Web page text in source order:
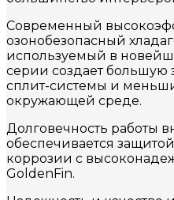
Современный
озонобезопасный
используемый в
серии создает большую
сплит-системы и
окружающей среде.
Долговечность работы
обеспечивается
коррозии с
GoldenFin.